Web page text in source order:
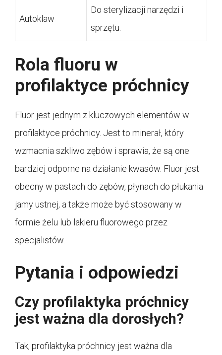
Autoklaw
Do sterylizacji narzędzi i
sprzętu.
Rola fluoru w
profilaktyce próchnicy
Fluor jest jednym z kluczowych elementów w
profilaktyce próchnicy. Jest to minerał, który
wzmacnia szkliwo zębów i sprawia, że są one
bardziej odporne na działanie kwasów. Fluor jest
obecny w pastach do zębów, płynach do płukania
jamy ustnej, a także może być stosowany w
formie żelu lub lakieru fluorowego przez
specjalistów.
Pytania i odpowiedzi
Czy profilaktyka próchnicy
jest ważna dla dorosłych?
Tak, profilaktyka próchnicy jest ważna dla